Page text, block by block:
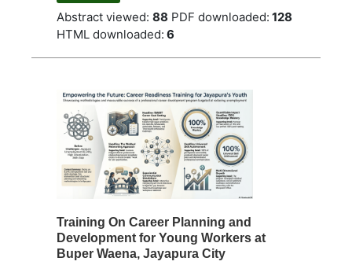
Abstract viewed: 88 PDF downloaded: 128
HTML downloaded: 6
Training On Career Planning and
Development for Young Workers at
Buper Waena, Jayapura City